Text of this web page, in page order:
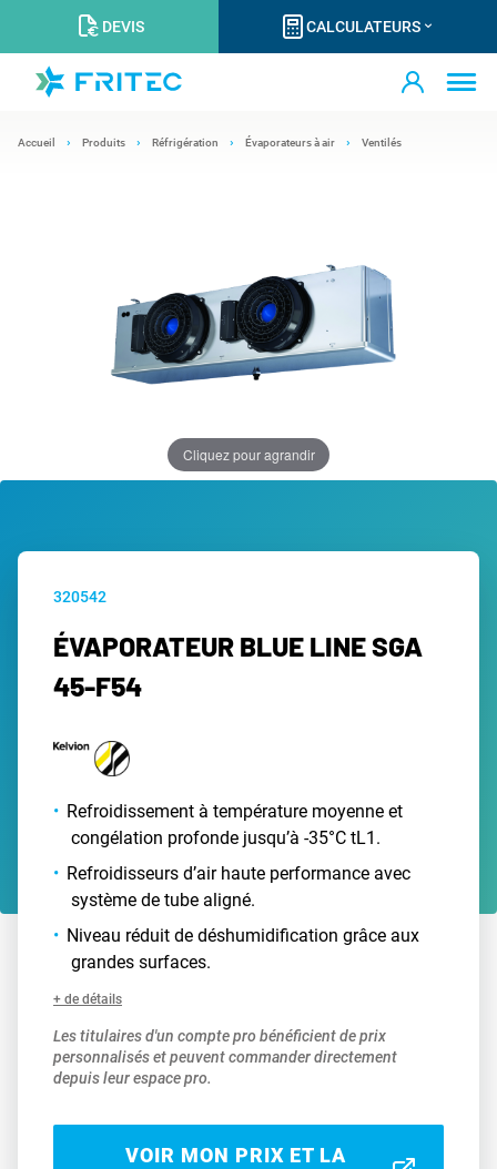
DEVIS CALCULATEURS
Accueil Produits Réfrigération Évaporateurs à air Ventilés
Cliquez pour agrandir
320542
ÉVAPORATEUR BLUE LINE SGA
45-F54
Refroidissement à température moyenne et
congélation profonde jusqu’à -35°C tL1.
Refroidisseurs d’air haute performance avec
système de tube aligné.
Niveau réduit de déshumidification grâce aux
grandes surfaces.
+ de détails
Les titulaires d'un compte pro bénéficient de prix
personnalisés et peuvent commander directement
depuis leur espace pro.
VOIR MON PRIX ET LA